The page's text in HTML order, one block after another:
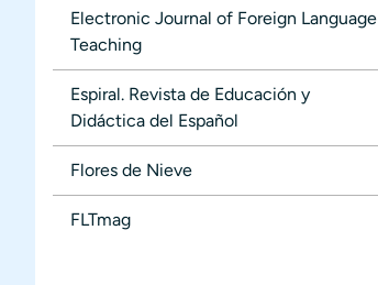
Electronic Journal of Foreign Language
Teaching
Espiral. Revista de Educación y
Didáctica del Español
Flores de Nieve
FLTmag